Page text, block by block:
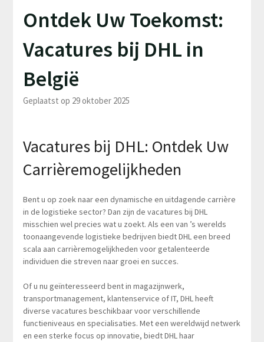
Ontdek Uw Toekomst:
Vacatures bij DHL in
België
Geplaatst op 29 oktober 2025
Vacatures bij DHL: Ontdek Uw
Carrièremogelijkheden
Bent u op zoek naar een dynamische en uitdagende carrière
in de logistieke sector? Dan zijn de vacatures bij DHL
misschien wel precies wat u zoekt. Als een van ’s werelds
toonaangevende logistieke bedrijven biedt DHL een breed
scala aan carrièremogelijkheden voor getalenteerde
individuen die streven naar groei en succes.
Of u nu geïnteresseerd bent in magazijnwerk,
transportmanagement, klantenservice of IT, DHL heeft
diverse vacatures beschikbaar voor verschillende
functieniveaus en specialisaties. Met een wereldwijd netwerk
en een sterke focus op innovatie, biedt DHL haar